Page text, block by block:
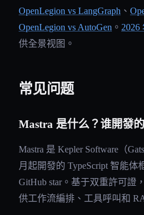
OpenLegion vs LangGraph 、
OpenLegion vs AutoGen 。
供全景视图。
常见问题
Mastra 是什么？谁開發
Mastra 是 Kepler Software（
月起開發的 TypeScript 智能体
GitHub star。基于双重許可證
供工作流編排、工具呼叫和